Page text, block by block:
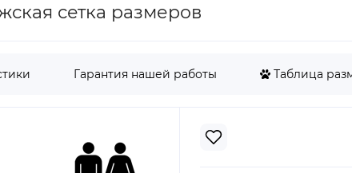
сетка размеров
Гарантия нашей работы Таблица